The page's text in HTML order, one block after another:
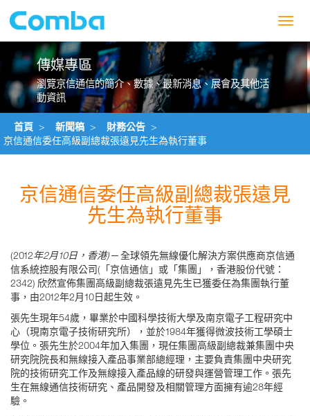
傳媒專區
瀏覽京信通信的簡介、數據、最新消息、展會及其他活
動資訊
首頁 > 新聞稿 > 財務公告 >
京信通信委任高級副總裁張遠見先生為執行董事
京信通信委任高級副總裁張遠見
先生為執行董事
(2012年2月10日，香港)─ 全球領先無線優化解決方案供應商京信通
信系統控股有限公司(「京信通信」或「集團」，香港股份代號：
2342) 欣然宣佈集團高級副總裁張遠見先生已獲委任為集團執行董
事，由2012年2月10日起生效。
張先生現年54歲，畢業於中國科學技術大學及南京電子工程研究中
心（現南京電子技術研究所），並於1984年獲得微波技術工學碩士
學位。張先生於2004年加入集團，現任集團高級副總裁兼集團中央
研究院院長和無線接入產品事業部總經理，主要負責集團中央研究
院的技術研究工作及無線接入產品線的研發與運營管理工作。張先
生在無線通信技術研究、產品開發及相關管理方面擁有逾28年經
驗。